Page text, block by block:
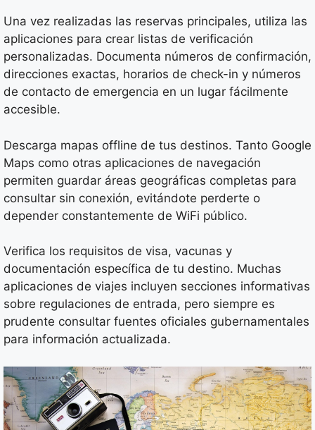
Una vez realizadas las reservas principales, utiliza las
aplicaciones para crear listas de verificación
personalizadas. Documenta números de confirmación,
direcciones exactas, horarios de check-in y números
de contacto de emergencia en un lugar fácilmente
accesible.
Descarga mapas offline de tus destinos. Tanto Google
Maps como otras aplicaciones de navegación
permiten guardar áreas geográficas completas para
consultar sin conexión, evitándote perderte o
depender constantemente de WiFi público.
Verifica los requisitos de visa, vacunas y
documentación específica de tu destino. Muchas
aplicaciones de viajes incluyen secciones informativas
sobre regulaciones de entrada, pero siempre es
prudente consultar fuentes oficiales gubernamentales
para información actualizada.